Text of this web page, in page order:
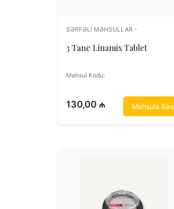
SƏRFƏLI MƏHSULLAR -
3 Tane Linamix Tablet
Məhsul Kodu:
130,00 ₼ Məhsula Bax